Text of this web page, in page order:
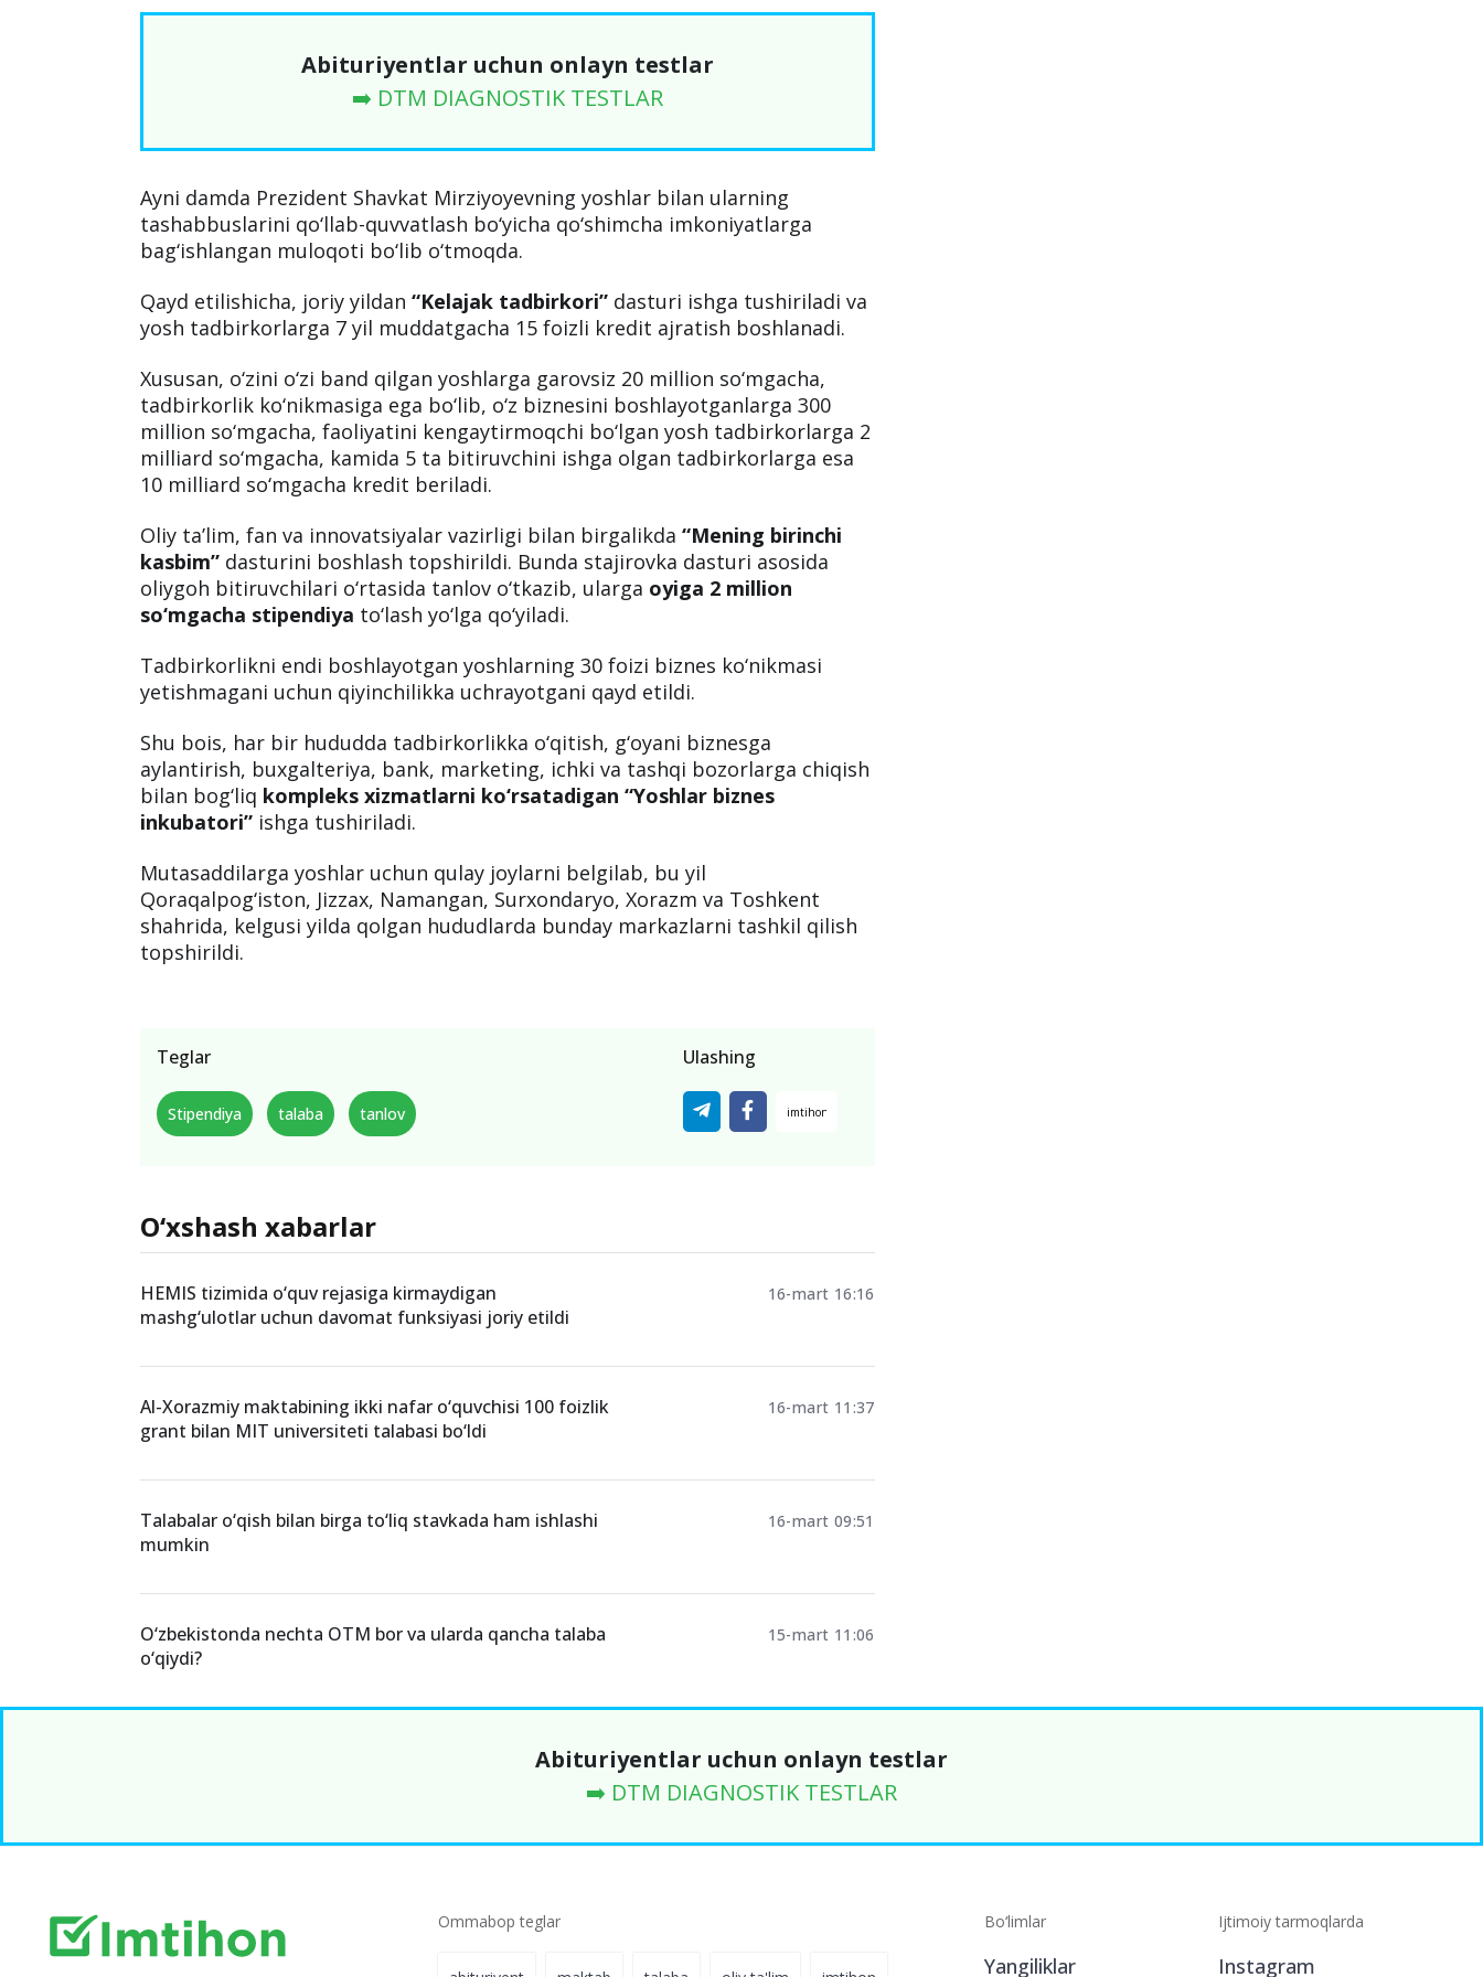
Abituriyentlar uchun onlayn testlar
➡️ DTM DIAGNOSTIK TESTLAR
Ayni damda Prezident Shavkat Mirziyoyevning yoshlar bilan ularning
tashabbuslarini qo‘llab-quvvatlash bo‘yicha qo‘shimcha imkoniyatlarga
bag‘ishlangan muloqoti bo‘lib o‘tmoqda.
Qayd etilishicha, joriy yildan“Kelajak tadbirkori” dasturi ishga tushiriladi va
yosh tadbirkorlarga 7 yil muddatgacha 15 foizli kredit ajratish boshlanadi.
Xususan, o‘zini o‘zi band qilgan yoshlarga garovsiz 20 million so‘mgacha,
tadbirkorlik ko‘nikmasiga ega bo‘lib, o‘z biznesini boshlayotganlarga 300
million so‘mgacha, faoliyatini kengaytirmoqchi bo‘lgan yosh tadbirkorlarga 2
milliard so‘mgacha, kamida 5 ta bitiruvchini ishga olgan tadbirkorlarga esa
10 milliard so‘mgacha kredit beriladi.
Oliy ta’lim, fan va innovatsiyalar vazirligi bilan birgalikda“Mening birinchi
kasbim” dasturini boshlash topshirildi. Bunda stajirovka dasturi asosida
oliygoh bitiruvchilari o‘rtasida tanlov o‘tkazib, ularga oyiga 2 million
so‘mgacha stipendiya to‘lash yo‘lga qo‘yiladi.
Tadbirkorlikni endi boshlayotgan yoshlarning 30 foizi biznes ko‘nikmasi
yetishmagani uchun qiyinchilikka uchrayotgani qayd etildi.
Shu bois, har bir hududda tadbirkorlikka o‘qitish, g‘oyani biznesga
aylantirish, buxgalteriya, bank, marketing, ichki va tashqi bozorlarga chiqish
bilan bog‘liq kompleks xizmatlarni ko‘rsatadigan “Yoshlar biznes
inkubatori” ishga tushiriladi.
Mutasaddilarga yoshlar uchun qulay joylarni belgilab, bu yil
Qoraqalpog‘iston, Jizzax, Namangan, Surxondaryo, Xorazm va Toshkent
shahrida, kelgusi yilda qolgan hududlarda bunday markazlarni tashkil qilish
topshirildi.
Teglar
Stipendiya talaba tanlov
Ulashing
O‘xshash xabarlar
HEMIS tizimida o‘quv rejasiga kirmaydigan
mashg‘ulotlar uchun davomat funksiyasi joriy etildi
16-mart 16:16
Al-Xorazmiy maktabining ikki nafar o‘quvchisi 100 foizlik
grant bilan MIT universiteti talabasi bo‘ldi
16-mart 11:37
Talabalar o‘qish bilan birga to‘liq stavkada ham ishlashi
mumkin
16-mart 09:51
O‘zbekistonda nechta OTM bor va ularda qancha talaba
o‘qiydi?
15-mart 11:06
Abituriyentlar uchun onlayn testlar
➡️ DTM DIAGNOSTIK TESTLAR
Ommabop teglar Bo‘limlar
Yangiliklar
Ijtimoiy tarmoqlarda
Instagram